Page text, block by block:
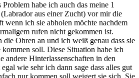
Problem habe ich auch das meine 1
aus einer Zucht) vor mir die
wenn ich sie abholen möchte nachdem
rufen nicht gekommen ist.
die Ohren an und ich weiß genau dass sie
kommen soll. Diese Situation habe ich
andere Hinterlassenschaften in den
wie sehr ich dann sage dass alles gut